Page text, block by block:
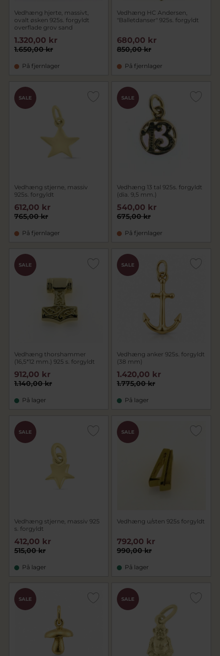
Vedhæng hjerte, massivt,
ovalt øsken 925s. forgyldt
overflade grov sand
1.650,00 kr
1.320,00 kr
På fjernlager
Vedhæng HC Andersen,
"Balletdanser" 925s. forgyldt
850,00 kr
680,00 kr
På fjernlager
SALE
Vedhæng stjerne, massiv
925s. forgyldt
765,00 kr
612,00 kr
På fjernlager
SALE
Vedhæng 13 tal 925s. forgyldt
(dia. 9,5 mm.)
675,00 kr
540,00 kr
På fjernlager
SALE
Vedhæng thorshammer
(16,5*12 mm.) 925 s. forgyldt
1.140,00 kr
912,00 kr
På lager
SALE
Vedhæng anker 925s. forgyldt
(38 mm)
1.775,00 kr
1.420,00 kr
På lager
SALE
Vedhæng stjerne, massiv 925
s. forgyldt
515,00 kr
412,00 kr
På lager
SALE
Vedhæng u/sten 925s forgyldt
990,00 kr
792,00 kr
På lager
SALE SALE